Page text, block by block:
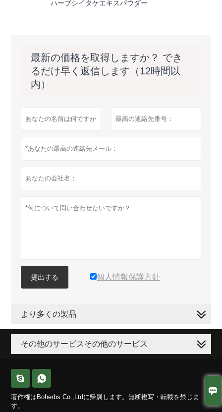

ハーブシイタケエキスパウダー
最新の価格を取得しますか？ でき
るだけ早く返信します（12時間以
内）
提出する 個人情報保護方針
より多くの製品
その他のサービスその他のサービス
 
著作権はBoherbs Co.,Ltdに帰属します。無断複写・転載を禁じま
す。